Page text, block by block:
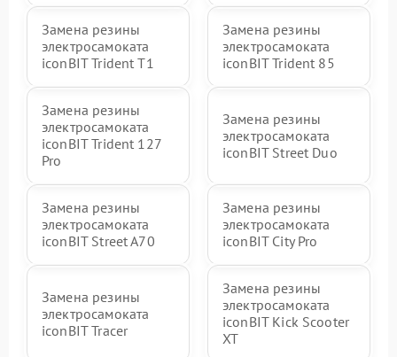
Замена резины
электросамоката
iconBIT Trident T1
Замена резины
электросамоката
iconBIT Trident 85
Замена резины
электросамоката
iconBIT Trident 127
Pro
Замена резины
электросамоката
iconBIT Street Duo
Замена резины
электросамоката
iconBIT Street A70
Замена резины
электросамоката
iconBIT City Pro
Замена резины
электросамоката
iconBIT Tracer
Замена резины
электросамоката
iconBIT Kick Scooter
XT